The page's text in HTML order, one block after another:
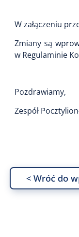
W załączeniu
Zmiany są
w Regulaminie
Pozdrawiamy,
Zespół
< Wróć do